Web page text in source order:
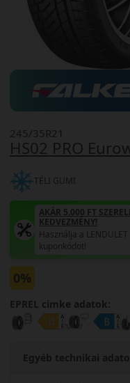
HS02 PRO
245/35R21
TÉLI GUMI
AKÁR 5.000 FT
KEDVEZMÉNY!
Használja a LENDÜLET
kuponkódot!
0%
EPREL cimke adatok:
Egyéb technikai